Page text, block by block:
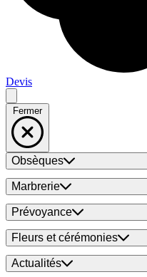
Devis
Fermer
Obsèques
Marbrerie
Prévoyance
Fleurs et cérémonies
Actualités